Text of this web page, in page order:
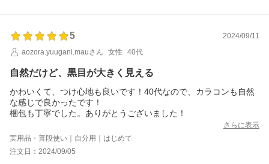
5
2024/09/11
aozora.yuugani.mauさん
女性 40代
自然だけど、黒目が大きく見える
かわいくて、つけ心地も良いです！40代なので、カラコンも自然
な感じで良かったです！
梱包も丁寧でした。ありがとうございました！
さらに表示
実用品・普段使い｜自分用｜はじめて
注文日：2024/09/05